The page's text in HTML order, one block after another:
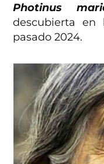
Photinus
descubierta en
pasado 2024.